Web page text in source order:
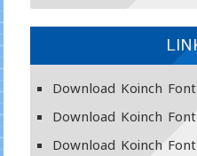
Download Koinch Font
Download Koinch
Download Koinch